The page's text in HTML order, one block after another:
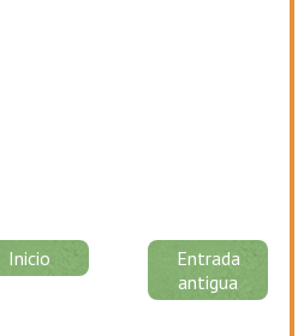
Entrada
antigua
Inicio